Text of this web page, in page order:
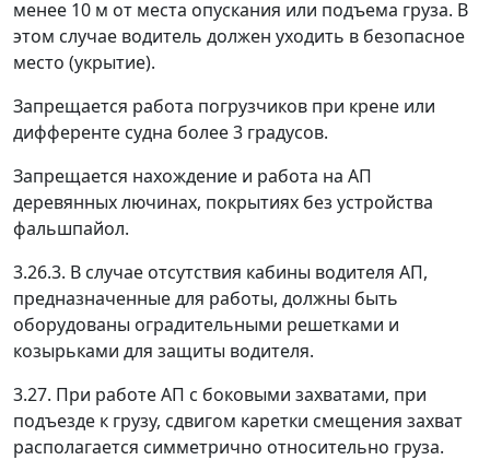
менее 10 м от места опускания или подъема груза. В
этом случае водитель должен уходить в безопасное
место (укрытие).
Запрещается работа погрузчиков при крене или
дифференте судна более 3 градусов.
Запрещается нахождение и работа на АП
деревянных лючинах, покрытиях без устройства
фальшпайол.
3.26.3. В случае отсутствия кабины водителя АП,
предназначенные для работы, должны быть
оборудованы оградительными решетками и
козырьками для защиты водителя.
3.27. При работе АП с боковыми захватами, при
подъезде к грузу, сдвигом каретки смещения захват
располагается симметрично относительно груза.